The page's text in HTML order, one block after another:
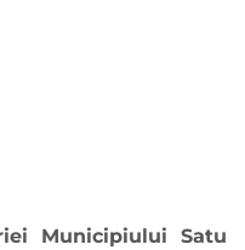
Municipiului Satu